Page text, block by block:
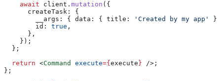
    await
client . mutation ({
      createTask:
{
        __args:
{ data: { title: 'Created by my app'
}
        id:
true ,
      },
    });
  };
  return
<Command execute={ execute } /> ;
};